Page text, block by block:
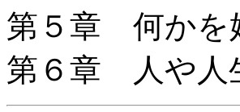
第５章 何かを
第６章 人や人